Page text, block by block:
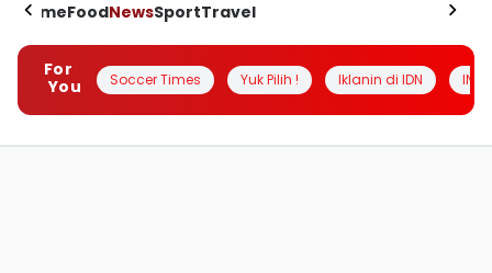
HomeFoodNewsSportTravel
For
You
Soccer Times Yuk Pilih ! Iklanin di IDN